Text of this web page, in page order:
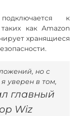
к
как Amazon
хранящиеся
но с
уверен в том,
главный
Wiz